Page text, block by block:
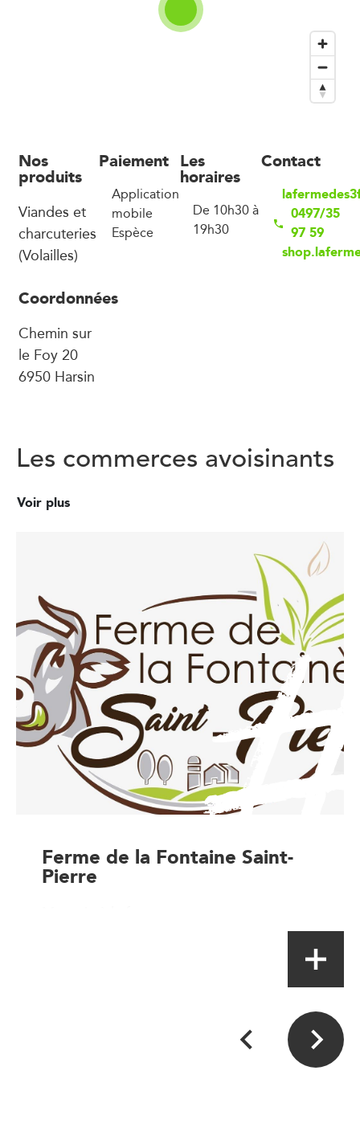
Nos
produits
Viandes et
charcuteries
(Volailles)
Paiement
Application
mobile
Espèce
Les
horaires
De 10h30 à
19h30
Contact
0497/35
97 59
Coordonnées
Chemin sur
le Foy 20
6950 Harsin
Les commerces avoisinants
Voir plus
Ferme de la Fontaine Saint-
Pierre